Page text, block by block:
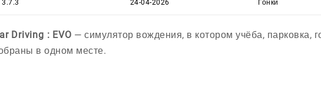
3.7.3
24-04-2026
Гонки
Driving : EVO — симулятор вождения, в котором учёба, парковка,
в одном месте.